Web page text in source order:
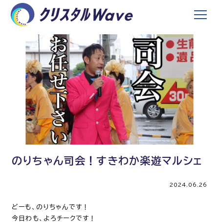
のりちゃん司会！すきわか楽遊マルシェ
2024.06.26
どーも、のりちゃんです！
今日わも、よろチークです！